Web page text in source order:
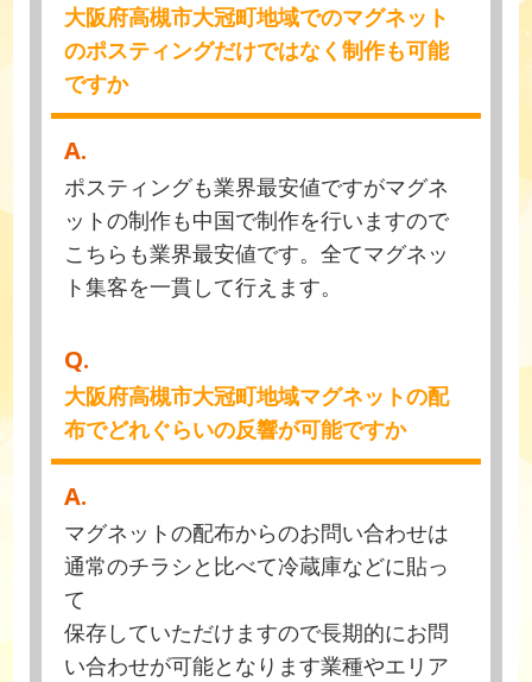
大阪府高槻市大冠町地域でのマグネット
のポスティングだけではなく制作も可能
ですか
A.
ポスティングも業界最安値ですがマグネ
ットの制作も中国で制作を行いますので
こちらも業界最安値です。全てマグネッ
ト集客を一貫して行えます。
Q.
大阪府高槻市大冠町地域マグネットの配
布でどれぐらいの反響が可能ですか
A.
マグネットの配布からのお問い合わせは
通常のチラシと比べて冷蔵庫などに貼っ
て
保存していただけますので長期的にお問
い合わせが可能となります業種やエリア